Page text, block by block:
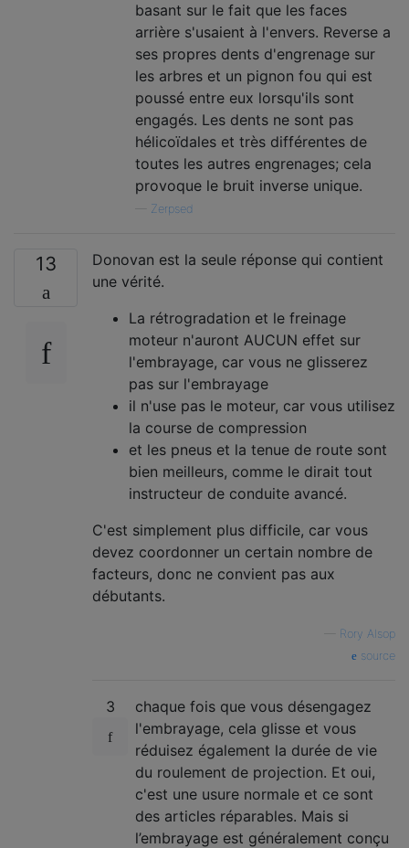
basant sur le fait que les faces
arrière s'usaient à l'envers. Reverse a
ses propres dents d'engrenage sur
les arbres et un pignon fou qui est
poussé entre eux lorsqu'ils sont
engagés. Les dents ne sont pas
hélicoïdales et très différentes de
toutes les autres engrenages; cela
provoque le bruit inverse unique.
Zerpsed
13
Donovan est la seule réponse qui contient
une vérité.
La rétrogradation et le freinage
moteur n'auront AUCUN effet sur
l'embrayage, car vous ne glisserez
pas sur l'embrayage
il n'use pas le moteur, car vous utilisez
la course de compression
et les pneus et la tenue de route sont
bien meilleurs, comme le dirait tout
instructeur de conduite avancé.
C'est simplement plus difficile, car vous
devez coordonner un certain nombre de
facteurs, donc ne convient pas aux
débutants.
Rory Alsop
source
3
chaque fois que vous désengagez
l'embrayage, cela glisse et vous
réduisez également la durée de vie
du roulement de projection. Et oui,
c'est une usure normale et ce sont
des articles réparables. Mais si
l’embrayage est généralement conçu